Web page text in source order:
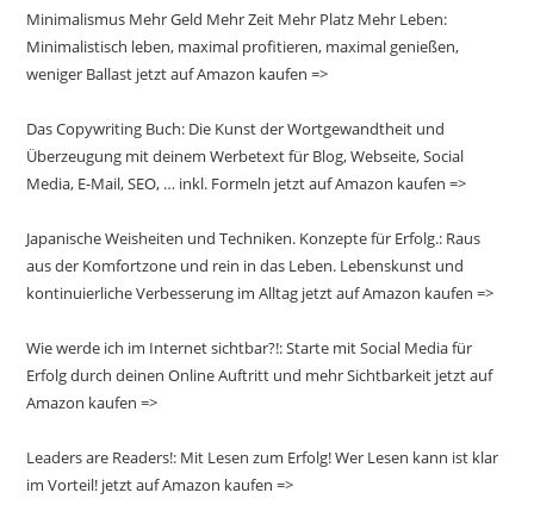
Minimalismus Mehr Geld Mehr Zeit Mehr Platz Mehr Leben:
Minimalistisch leben, maximal profitieren, maximal genießen,
weniger Ballast jetzt auf Amazon kaufen =>
Das Copywriting Buch: Die Kunst der Wortgewandtheit und
Überzeugung mit deinem Werbetext für Blog, Webseite, Social
Media, E-Mail, SEO, … inkl. Formeln jetzt auf Amazon kaufen =>
Japanische Weisheiten und Techniken. Konzepte für Erfolg.: Raus
aus der Komfortzone und rein in das Leben. Lebenskunst und
kontinuierliche Verbesserung im Alltag jetzt auf Amazon kaufen =>
Wie werde ich im Internet sichtbar?!: Starte mit Social Media für
Erfolg durch deinen Online Auftritt und mehr Sichtbarkeit jetzt auf
Amazon kaufen =>
Leaders are Readers!: Mit Lesen zum Erfolg! Wer Lesen kann ist klar
im Vorteil! jetzt auf Amazon kaufen =>